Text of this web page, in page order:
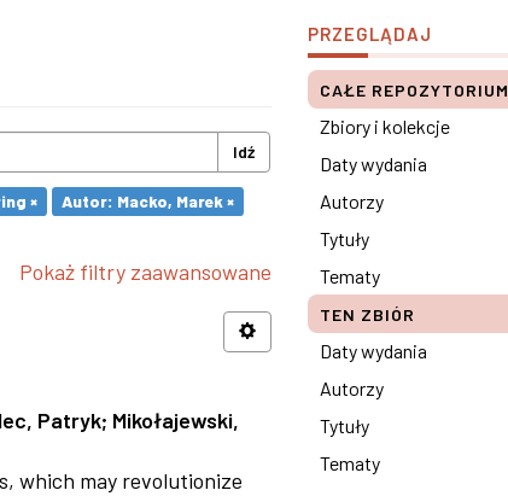
Idź
×
Autor: Macko, Marek ×
Pokaż filtry zaawansowane
Patryk; Mikołajewski,
which may revolutionize
PRZEGLĄDAJ
CAŁE REPOZYTORIUM
Zbiory i kolekcje
Daty wydania
Autorzy
Tytuły
Tematy
TEN ZBIÓR
Daty wydania
Autorzy
Tytuły
Tematy